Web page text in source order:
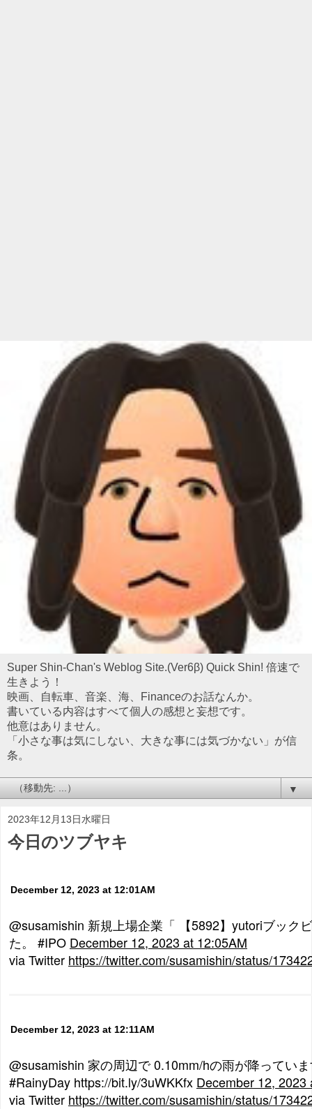
Super Shin-Chan's Weblog Site.(Ver6β) Quick Shin! 倍速で
生きよう！
映画、自転車、音楽、海、Financeのお話なんか。
書いている内容はすべて個人の感想と妄想です。
他意はありません。
「小さな事は気にしない、大きな事には気づかない」が信
条。
▼
2023年12月13日水曜日
今日のツブヤキ
December 12, 2023 at 12:01AM
@susamishin 新規上場企業「 【5892】yutoriブック
た。 #IPO December 12, 2023 at 12:05AM
via Twitter https://twitter.com/susamishin/status/
December 12, 2023 at 12:11AM
@susamishin 家の周辺で 0.10mm/hの雨が降ってい
#RainyDay https://bit.ly/3uWKKfx December 12, 2023
via Twitter https://twitter.com/susamishin/status/